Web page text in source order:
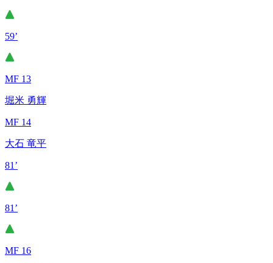
59’
MF 13
堀米 勇輝
MF 14
大石 竜平
81’
81’
MF 16